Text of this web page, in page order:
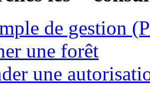
de gestion
une forêt
une